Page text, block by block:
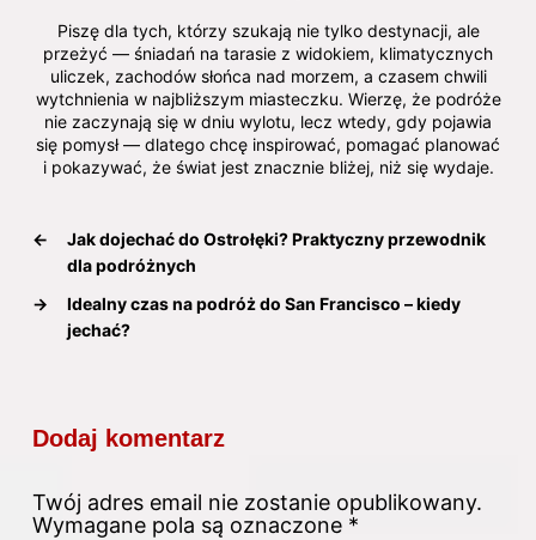
Piszę dla tych, którzy szukają nie tylko destynacji, ale
przeżyć — śniadań na tarasie z widokiem, klimatycznych
uliczek, zachodów słońca nad morzem, a czasem chwili
wytchnienia w najbliższym miasteczku. Wierzę, że podróże
nie zaczynają się w dniu wylotu, lecz wtedy, gdy pojawia
się pomysł — dlatego chcę inspirować, pomagać planować
i pokazywać, że świat jest znacznie bliżej, niż się wydaje.
←
Jak dojechać do Ostrołęki? Praktyczny przewodnik
dla podróżnych
→
Idealny czas na podróż do San Francisco – kiedy
jechać?
Dodaj komentarz
Twój adres email nie zostanie opublikowany.
Wymagane pola są oznaczone *